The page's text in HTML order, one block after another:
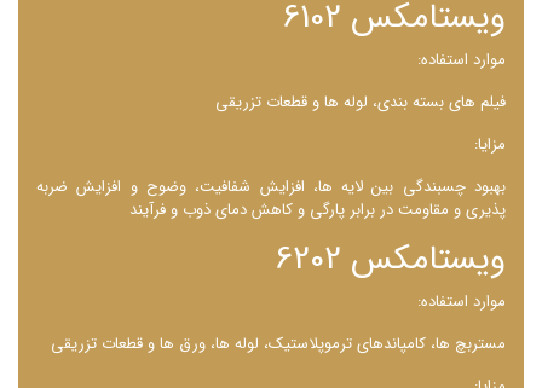
ویستامکس 6102
موارد استفاده:
فیلم ‌های بسته ‌بندی، لوله ‌ها و قطعات تزریقی
مزایا:
بهبود چسبندگی بین لایه ‌ها، افزایش شفافیت، وضوح و افزایش ضربه
‌پذیری و مقاومت در برابر پارگی و کاهش دمای ذوب و فرآیند
ویستامکس 6202
موارد استفاده:
مستربچ ‌ها، کامپاندهای ترموپلاستیک، لوله ‌ها، ورق ‌ها و قطعات تزریقی